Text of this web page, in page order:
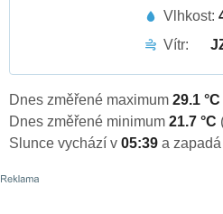
Vlhkost:
Vítr:
Dnes změřené maximum 29.1 °C
Dnes změřené minimum 21.7 °C
Slunce vychází v 05:39 a